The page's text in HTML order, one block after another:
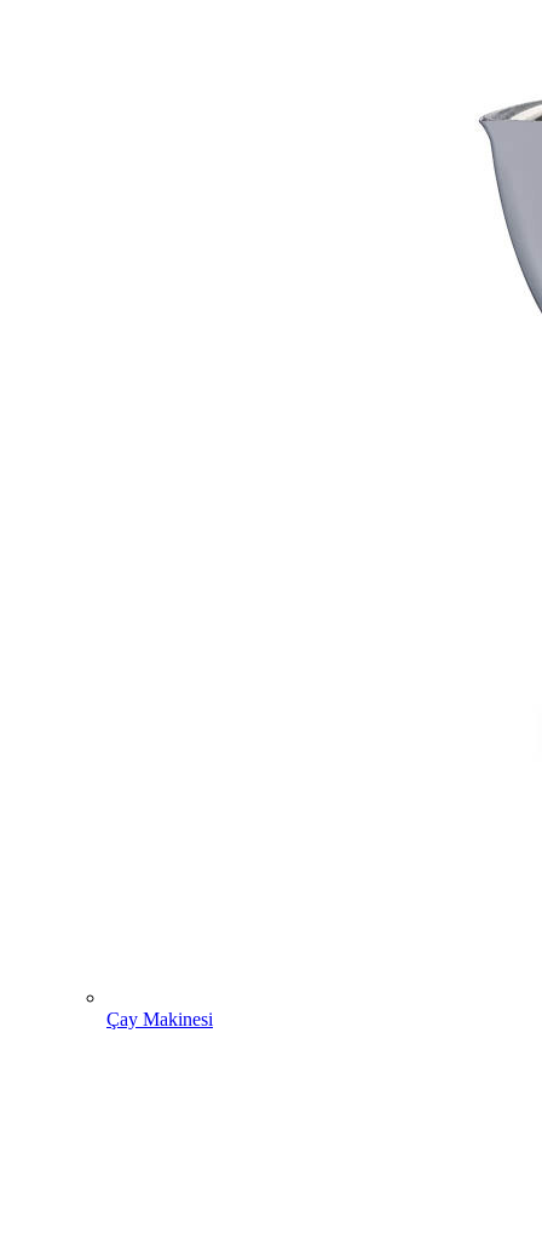
Çay Makinesi